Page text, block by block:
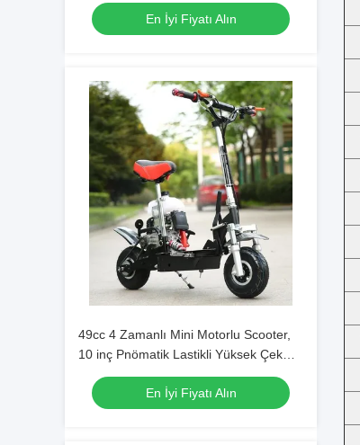
En İyi Fiyatı Alın
49cc 4 Zamanlı Mini Motorlu Scooter,
10 inç Pnömatik Lastikli Yüksek Çekme
Çelik
En İyi Fiyatı Alın